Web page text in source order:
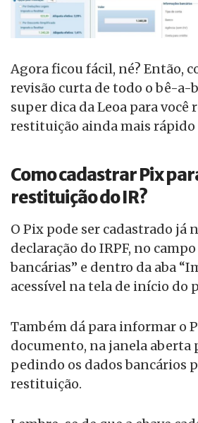
Agora ficou fácil, né? Então,
revisão curta de todo o bê-a-
super dica da Leoa para você
restituição ainda mais rápido
Como cadastrar Pix
restituição do IR?
O Pix pode ser cadastrado já
declaração do IRPF, no
bancárias” e dentro da aba
acessível na tela de início do
Também dá para informar o
documento, na janela aberta
pedindo os dados bancários
restituição.